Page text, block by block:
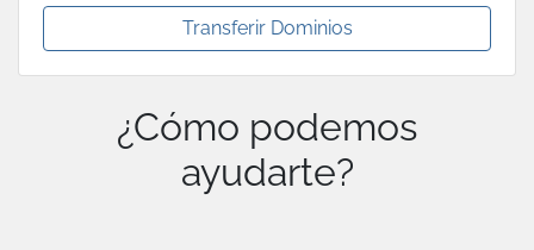
Transferir Dominios
¿Cómo podemos
ayudarte?